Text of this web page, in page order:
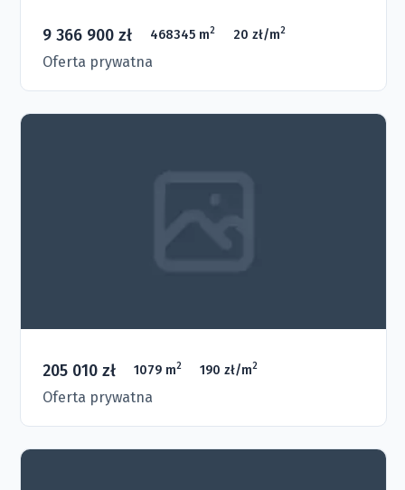
9 366 900 zł 468345 m2 20 zł/m2
Oferta prywatna
205 010 zł 1079 m2 190 zł/m2
Oferta prywatna